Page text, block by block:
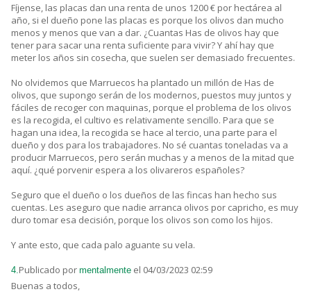
Fíjense, las placas dan una renta de unos 1200 € por hectárea al
año, si el dueño pone las placas es porque los olivos dan mucho
menos y menos que van a dar. ¿Cuantas Has de olivos hay que
tener para sacar una renta suficiente para vivir? Y ahí hay que
meter los años sin cosecha, que suelen ser demasiado frecuentes.
No olvidemos que Marruecos ha plantado un millón de Has de
olivos, que supongo serán de los modernos, puestos muy juntos y
fáciles de recoger con maquinas, porque el problema de los olivos
es la recogida, el cultivo es relativamente sencillo. Para que se
hagan una idea, la recogida se hace al tercio, una parte para el
dueño y dos para los trabajadores. No sé cuantas toneladas va a
producir Marruecos, pero serán muchas y a menos de la mitad que
aquí. ¿qué porvenir espera a los olivareros españoles?
Seguro que el dueño o los dueños de las fincas han hecho sus
cuentas. Les aseguro que nadie arranca olivos por capricho, es muy
duro tomar esa decisión, porque los olivos son como los hijos.
Y ante esto, que cada palo aguante su vela.
4. Publicado por mentalmente el 04/03/2023 02:59
Buenas a todos,